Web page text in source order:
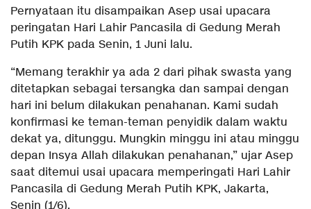
Pernyataan itu disampaikan Asep usai upacara
peringatan Hari Lahir Pancasila di Gedung Merah
Putih KPK pada Senin, 1 Juni lalu.
“Memang terakhir ya ada 2 dari pihak swasta yang
ditetapkan sebagai tersangka dan sampai dengan
hari ini belum dilakukan penahanan. Kami sudah
konfirmasi ke teman-teman penyidik dalam waktu
dekat ya, ditunggu. Mungkin minggu ini atau minggu
depan Insya Allah dilakukan penahanan,” ujar Asep
saat ditemui usai upacara memperingati Hari Lahir
Pancasila di Gedung Merah Putih KPK, Jakarta,
Senin (1/6).